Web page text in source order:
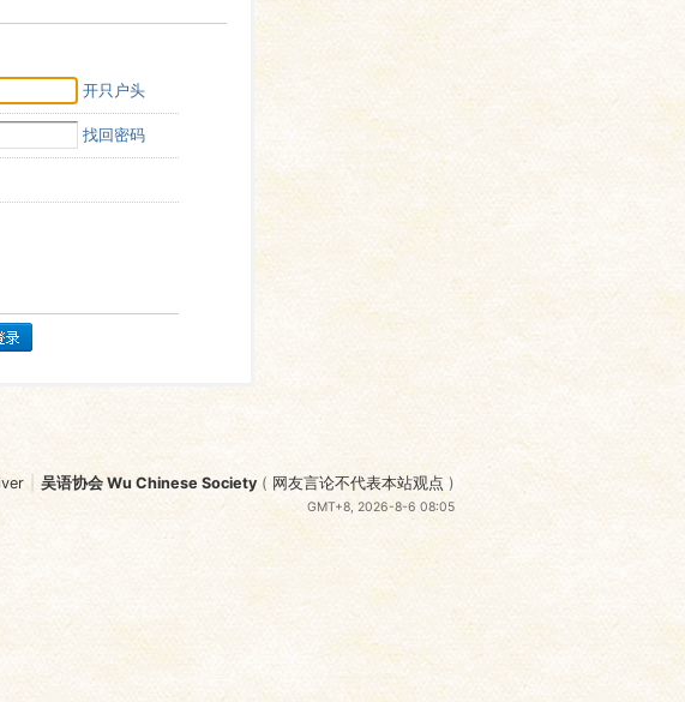
开只户头
找回密码
吴语协会 Wu Chinese Society ( 网友言论不代表本站观点 )
GMT+8, 2026-8-6 08:05